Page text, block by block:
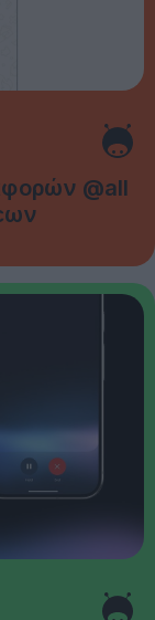
@all